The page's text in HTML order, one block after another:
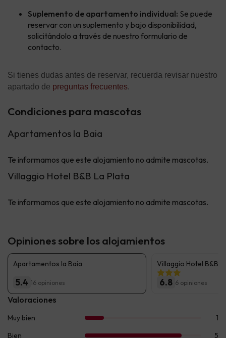
Suplemento de apartamento individual: Se puede
reservar con un suplemento y bajo disponibilidad,
solicitándolo a través de nuestro formulario de
contacto.
Si tienes dudas antes de reservar, recuerda revisar nuestro
apartado de preguntas frecuentes.
Condiciones para mascotas
Apartamentos la Baia
Te informamos que este alojamiento no admite mascotas.
Villaggio Hotel B&B La Plata
Te informamos que este alojamiento no admite mascotas.
Opiniones sobre los alojamientos
Apartamentos la Baia
5.4 16 opiniones
Villaggio Hotel B&B
6.8 6 opiniones